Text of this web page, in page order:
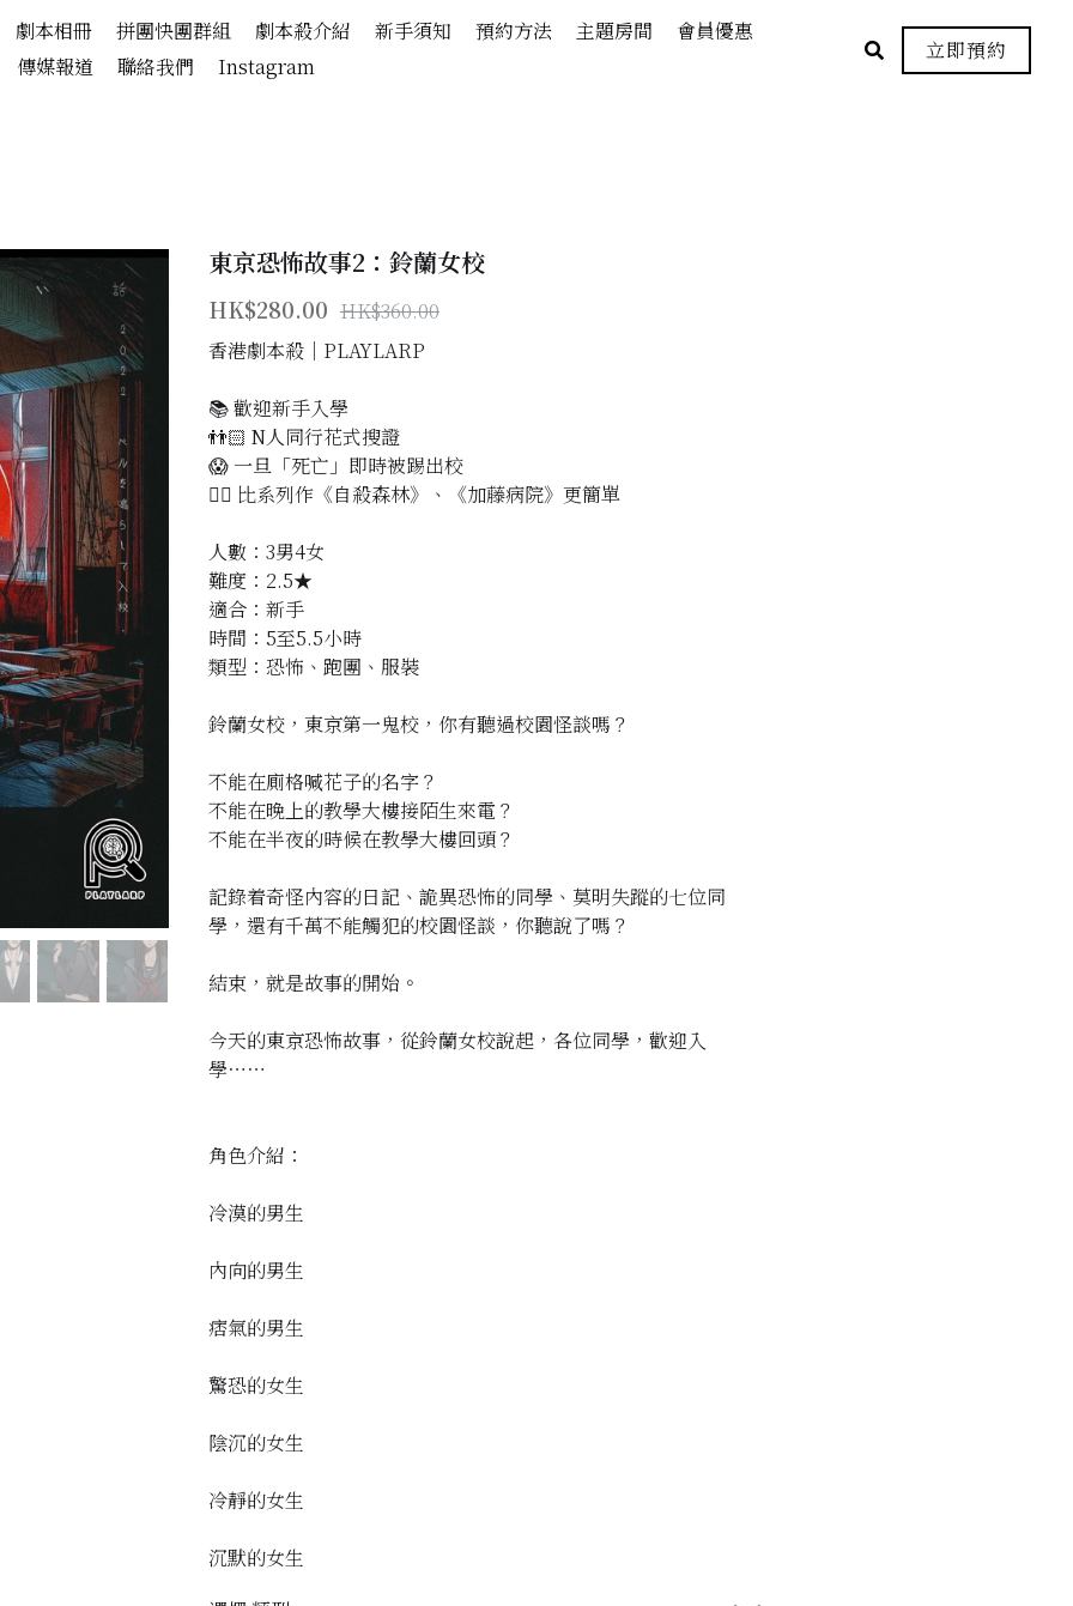
劇本相冊 拼團快團群組 劇本殺介紹 新手須知 預約方法 主題房間
會員優惠
傳媒報道
聯絡我們 Instagram
立即預約
東京恐怖故事2：鈴蘭女校
HK$280.00 HK$360.00
香港劇本殺│PLAYLARP
📚 歡迎新手入學
👬🏻 N人同行花式搜證
😱 一旦「死亡」即時被踢出校
👌🏻 比系列作《自殺森林》、《加藤病院》更簡單
人數：3男4女
難度：2.5★
適合：新手
時間：5至5.5小時
類型：恐怖、跑團、服裝
鈴蘭女校，東京第一鬼校，你有聽過校園怪談嗎？
不能在廁格喊花子的名字？
不能在晚上的教學大樓接陌生來電？
不能在半夜的時候在教學大樓回頭？
記錄着奇怪內容的日記、詭異恐怖的同學、莫明失蹤的七位同
學，還有千萬不能觸犯的校園怪談，你聽說了嗎？
結束，就是故事的開始。
今天的東京恐怖故事，從鈴蘭女校說起，各位同學，歡迎入
學⋯⋯
角色介紹：
冷漠的男生
內向的男生
痞氣的男生
驚恐的女生
陰沉的女生
冷靜的女生
沉默的女生